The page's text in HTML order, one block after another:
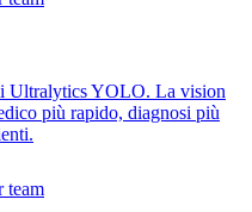
Ultralytics YOLO. La vision
più rapido, diagnosi più